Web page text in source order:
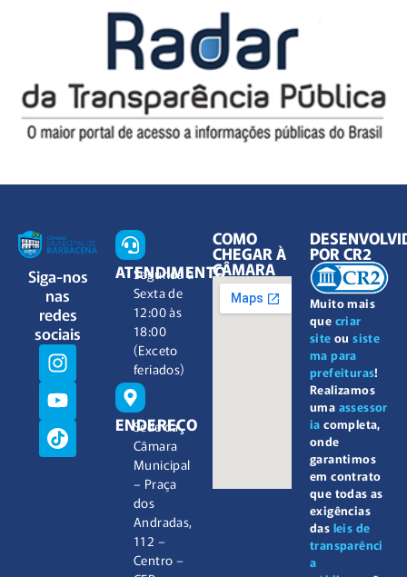
Siga-nos
nas
redes
sociais
ATENDIMENTO
Segunda à
Sexta de
12:00 às
18:00
(Exceto
feriados)
ENDEREÇO
Sede da
Câmara
Municipal
– Praça
dos
Andradas,
112 –
Centro –
COMO
CHEGAR À
CÂMARA
Muito mais
que criar
site ousiste
ma para
prefeituras!
Realizamos
uma assessor
ia completa,
onde
garantimos
em contrato
que todas as
exigências
das leis de
transparênci
a
POR CR2